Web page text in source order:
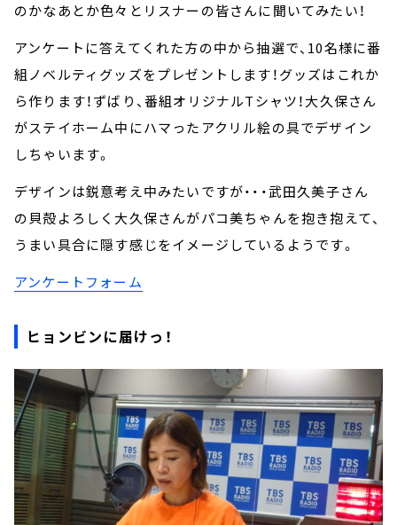
のかなあとか色々とリスナーの皆さんに聞いてみたい！
アンケートに答えてくれた方の中から抽選で、10名様に番
組ノベルティグッズをプレゼントします！グッズはこれか
ら作ります！ずばり、番組オリジナルTシャツ！大久保さん
がステイホーム中にハマったアクリル絵の具でデザイン
しちゃいます。
デザインは鋭意考え中みたいですが・・・武田久美子さん
の貝殻よろしく大久保さんがパコ美ちゃんを抱き抱えて、
うまい具合に隠す感じをイメージしているようです。
アンケートフォーム
ヒョンビンに届けっ！